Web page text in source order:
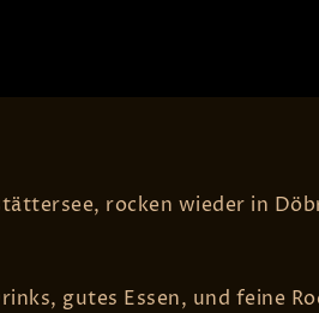
rocken wieder in
gutes Essen, und feine